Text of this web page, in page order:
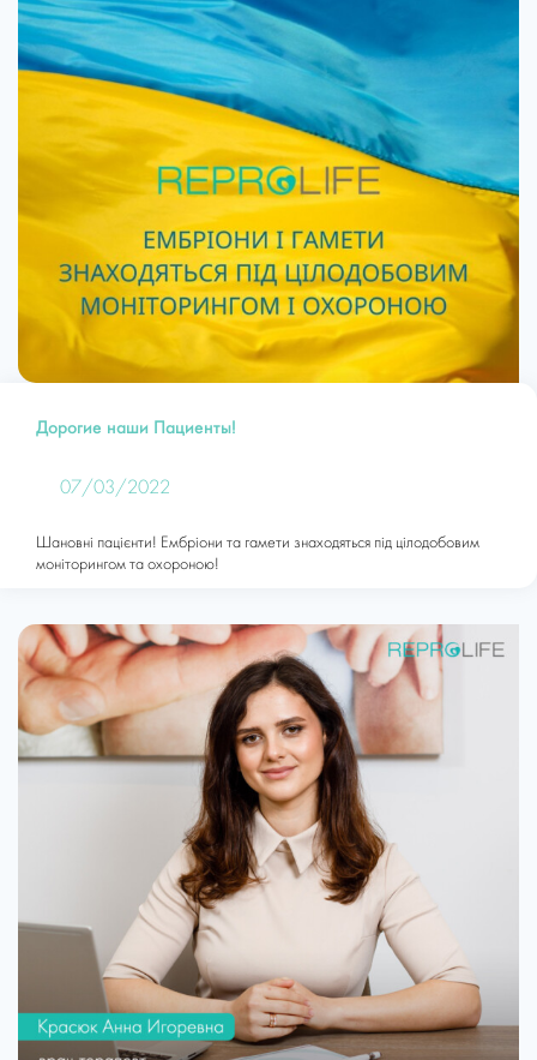
Дорогие наши Пациенты!
07/03/2022
Шановні пацієнти! Ембріони та гамети знаходяться під цілодобовим
моніторингом та охороною!